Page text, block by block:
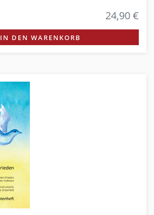
24,90 €
IN DEN WARENKORB